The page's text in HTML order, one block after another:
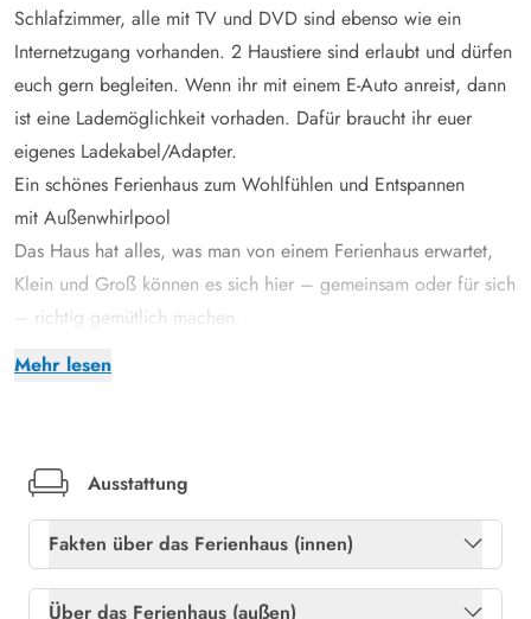
Mehr lesen
Schlafzimmer, alle mit TV und DVD sind ebenso wie ein
Internetzugang vorhanden. 2 Haustiere sind erlaubt und dürfen
euch gern begleiten. Wenn ihr mit einem E-Auto anreist, dann
ist eine Lademöglichkeit vorhaden. Dafür braucht ihr euer
eigenes Ladekabel/Adapter.
Ein schönes Ferienhaus zum Wohlfühlen und Entspannen
mit Außenwhirlpool
Das Haus hat alles, was man von einem Ferienhaus erwartet,
Klein und Groß können es sich hier – gemeinsam oder für sich
– richtig gemütlich machen.
Auf der südöstlichen Terrasse steht ein schöner Außenwhirlpool
Rasengrundstück, geschlossene Terrasse, Schaukel und
Sandkasten. Ideal für Kinder
Das Ferienhaus liegt auf einem schönen Rasengrundstück, der
sich gut für die Kinder zum Spielen eignet. Außerdem gibt es
Ausstattung
Fakten über das Ferienhaus (innen)
Freies Glasfasernetz
Ja
Über das Ferienhaus (außen)